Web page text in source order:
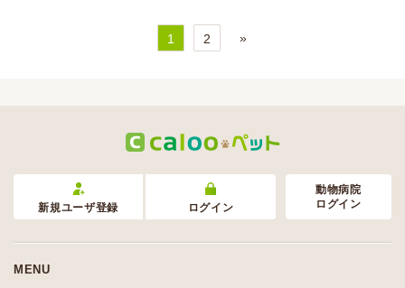
1 2 »
新規ユーザ登録 ログイン
動物病院
ログイン
MENU